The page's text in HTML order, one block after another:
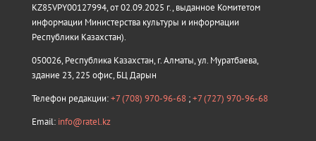
KZ85VPY00127994, от 02.09.2025 г., выданное Комитетом
информации Министерства культуры и информации
Республики Казахстан).
050026, Республика Казахстан, г. Алматы, ул. Муратбаева,
здание 23, 225 офис, БЦ Дарын
Телефон редакции:+7 (708) 970-96-68 ;+7 (727) 970-96-68
Email: info@ratel.kz